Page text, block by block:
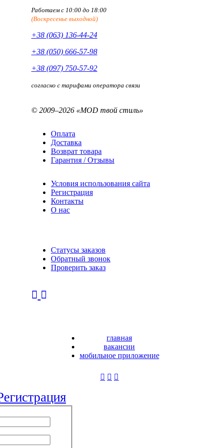
Работаем с 10:00 до 18:00
(Воскресенье выходной)
+38 (063) 136-44-24
+38 (050) 666-57-98
+38 (097) 750-57-92
согласно с тарифами оператора связи
© 2009–2026 «MOD твой стиль»
Оплата
Доставка
Возврат товара
Гарантия / Отзывы
Условия использования сайта
Регистрация
Контакты
О нас
Статусы заказов
Обратный звонок
Проверить заказ
главная
вакансии
мобильное приложение